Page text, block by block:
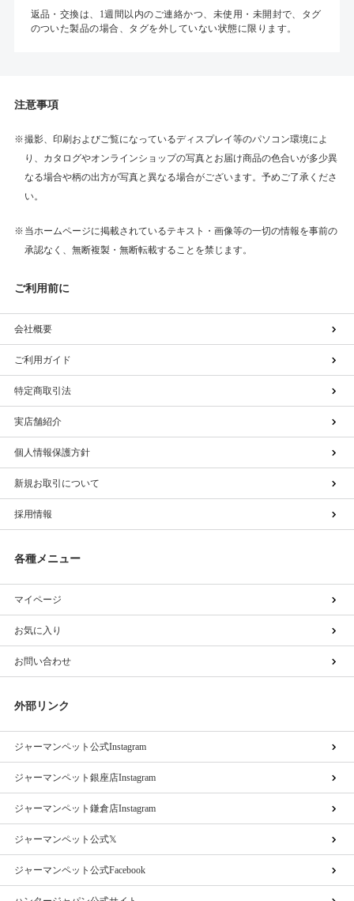
返品・交換は、1週間以内のご連絡かつ、未使用・未開封で、タグ
のついた製品の場合、タグを外していない状態に限ります。
注意事項
撮影、印刷およびご覧になっているディスプレイ等のパソコン環境によ
り、カタログやオンラインショップの写真とお届け商品の色合いが多少異
なる場合や柄の出方が写真と異なる場合がございます。予めご了承くださ
い。
当ホームページに掲載されているテキスト・画像等の一切の情報を事前の
承認なく、無断複製・無断転載することを禁じます。
ご利用前に
会社概要
ご利用ガイド
特定商取引法
実店舗紹介
個人情報保護方針
新規お取引について
採用情報
各種メニュー
マイページ
お気に入り
お問い合わせ
外部リンク
ジャーマンペット公式Instagram
ジャーマンペット銀座店Instagram
ジャーマンペット鎌倉店Instagram
ジャーマンペット公式𝕏
ジャーマンペット公式Facebook